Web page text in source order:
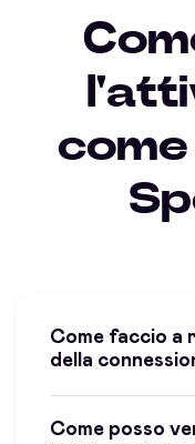
Come faccio a
della
Come posso